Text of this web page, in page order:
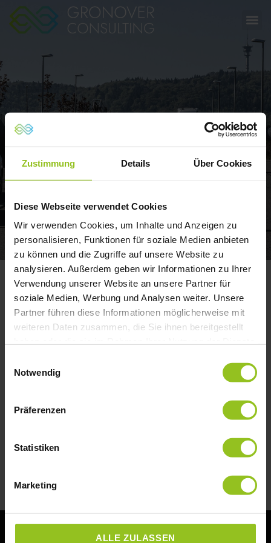
Zustimmung Details Über Cookies
Diese Webseite verwendet Cookies
Wir verwenden Cookies, um Inhalte und Anzeigen zu
personalisieren, Funktionen für soziale Medien anbieten
zu können und die Zugriffe auf unsere Website zu
analysieren. Außerdem geben wir Informationen zu Ihrer
Verwendung unserer Website an unsere Partner für
soziale Medien, Werbung und Analysen weiter. Unsere
Partner führen diese Informationen möglicherweise mit
weiteren Daten zusammen, die Sie ihnen bereitgestellt
Notwendig
Präferenzen
Statistiken
Marketing
ALLE ZULASSEN
Aktuelles
Erfolg ohne Erschöpfung – Warum
Selbstführung der wichtigste
Businessfaktor ist
„Du bist die wichtigste Person in deinem Leben –
verhalte dich auch so.“ – Johannes Gronover.